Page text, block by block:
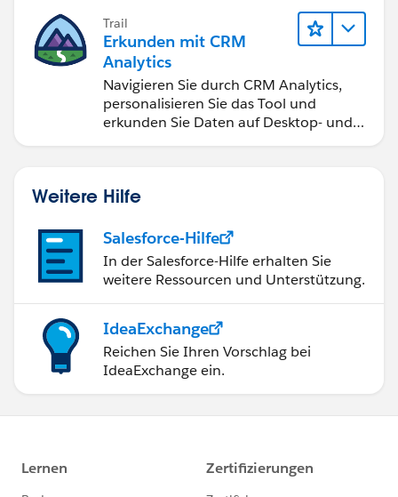
Trail
Erkunden mit CRM
Analytics
Navigieren Sie durch CRM Analytics,
personalisieren Sie das Tool und
erkunden Sie Daten auf Desktop- und
Weitere Hilfe
Salesforce-Hilfe
In der Salesforce-Hilfe erhalten Sie
weitere Ressourcen und Unterstützung.
IdeaExchange
Reichen Sie Ihren Vorschlag bei
IdeaExchange ein.